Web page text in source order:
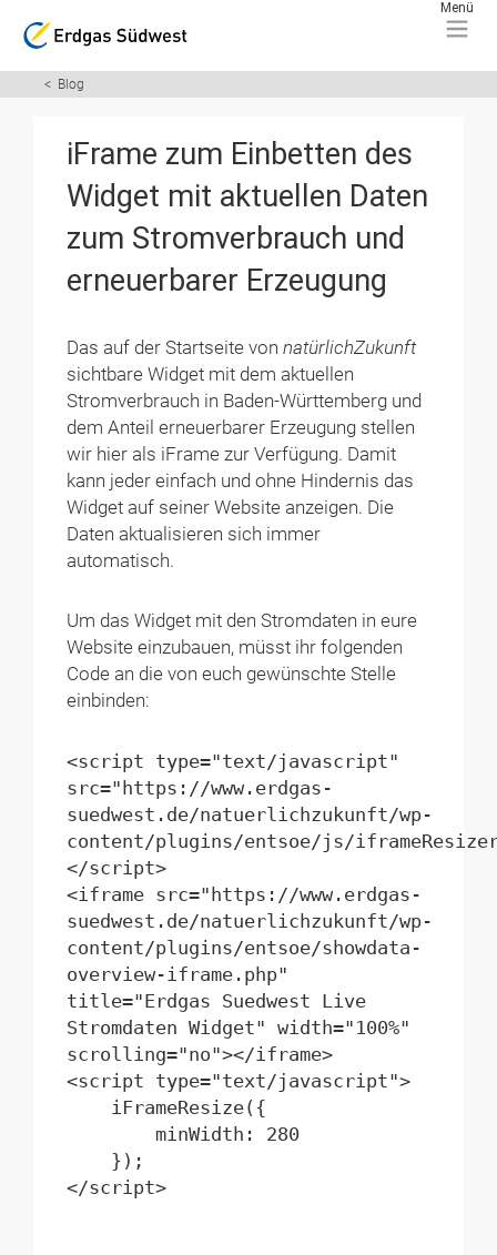
Blog
iFrame zum Einbetten des
Widget mit aktuellen Daten
zum Stromverbrauch und
erneuerbarer Erzeugung
Das auf der Startseite vonnatürlichZukunft
sichtbare Widget mit dem aktuellen
Stromverbrauch in Baden-Württemberg und
dem Anteil erneuerbarer Erzeugung stellen
wir hier als iFrame zur Verfügung. Damit
kann jeder einfach und ohne Hindernis das
Widget auf seiner Website anzeigen. Die
Daten aktualisieren sich immer
automatisch.
Um das Widget mit den Stromdaten in eure
Website einzubauen, müsst ihr folgenden
Code an die von euch gewünschte Stelle
einbinden:
<script type="text/javascript"
src="https://www.erdgas-
suedwest.de/natuerlichzukunft/wp-
content/plugins/entsoe/js/
</script>
<iframe src="https://www.erdgas-
suedwest.de/natuerlichzukunft/wp-
content/plugins/entsoe/showdata-
overview-iframe.php"
title="Erdgas Suedwest Live
Stromdaten Widget" width="100%"
scrolling="no"></iframe>
<script type="text/javascript">
iFrameResize({
minWidth: 280
});
</script>